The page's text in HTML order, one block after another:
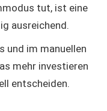
tut, ist eine
ausreichend.
und im manuellen
mehr investieren
entscheiden.